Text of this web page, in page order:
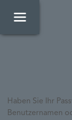
Haben Sie Ihr
Benutzernamen